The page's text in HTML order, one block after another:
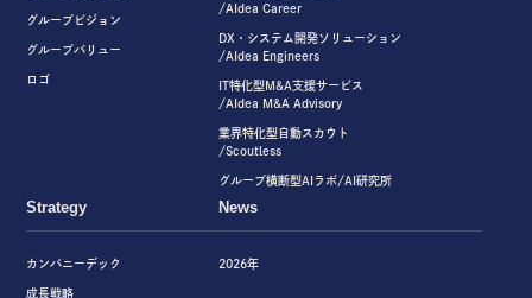
グループビジョン
グループバリュー
ロゴ
/AIdea Career
DX・システム開発ソリューション
/AIdea Engineers
IT特化型M&A支援サービス
/AIdea M&A Advisory
業界特化型自動スカウト
/Scoutless
グループ横断型AIラボ/AI研究所
Strategy
カンパニーデック
成長戦略
News
2026年